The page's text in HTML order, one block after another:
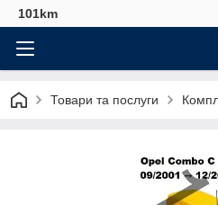
101km
Товари та послуги